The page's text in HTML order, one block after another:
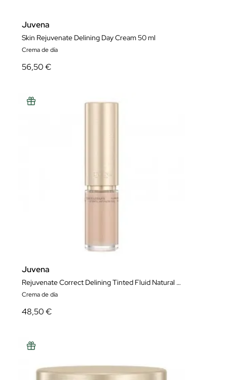
Juvena
Skin Rejuvenate Delining Day Cream 50 ml
Crema de día
56,50 €
Juvena
Rejuvenate Correct Delining Tinted Fluid Natural Bronze 50 ml
Crema de día
48,50 €